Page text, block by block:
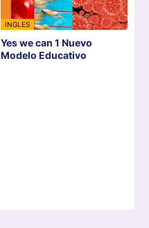
INGLES
Yes we can 1 Nuevo
Modelo Educativo